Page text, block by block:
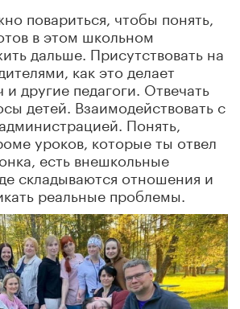
повариться, чтобы понять,
в этом школьном
дальше. Присутствовать на
как это делает
и другие педагоги. Отвечать
детей. Взаимодействовать с
Понять,
уроков, которые ты отвел
есть внешкольные
складываются отношения и
реальные проблемы.